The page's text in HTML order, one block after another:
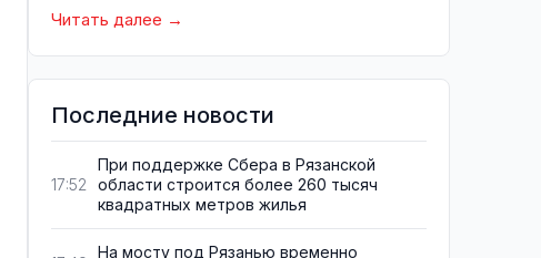
Читать далее
Последние новости
17:52
При поддержке Сбера в Рязанской
области строится более 260 тысяч
квадратных метров жилья
На мосту под Рязанью временно